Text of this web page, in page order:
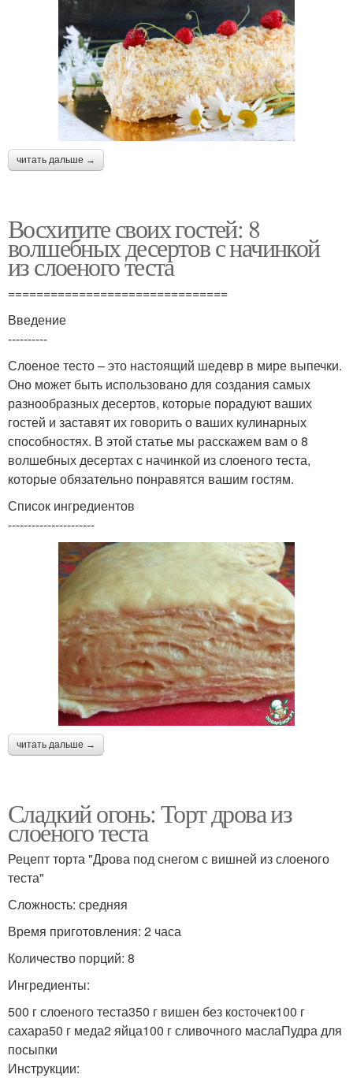
читать дальше →
Восхитите своих гостей: 8
волшебных десертов с начинкой
из слоеного теста
===============================
Введение
----------
Слоеное тесто – это настоящий шедевр в мире выпечки.
Оно может быть использовано для создания самых
разнообразных десертов, которые порадуют ваших
гостей и заставят их говорить о ваших кулинарных
способностях. В этой статье мы расскажем вам о 8
волшебных десертах с начинкой из слоеного теста,
которые обязательно понравятся вашим гостям.
Список ингредиентов
----------------------
читать дальше →
Сладкий огонь: Торт дрова из
слоеного теста
Рецепт торта "Дрова под снегом с вишней из слоеного
теста"
Сложность: средняя
Время приготовления: 2 часа
Количество порций: 8
Ингредиенты:
500 г слоеного теста350 г вишен без косточек100 г
сахара50 г меда2 яйца100 г сливочного маслаПудра для
посыпки
Инструкции: